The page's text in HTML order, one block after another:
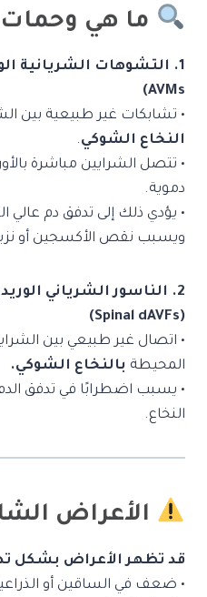
ما هي وحمات
AVMs)
• تشابكات غير طبيعية بين
النخاع الشوكي.
• تتصل الشرايين مباشرة
دموية.
• يؤدي ذلك إلى تدفق دم
ويسبب نقص الأكسجين أو
2. الناسور الشرياني
(Spinal dAVFs)
• اتصال غير طبيعي بين
المحيطة بالنخاع الشوكي.
• يسبب اضطرابًا في تدفق
النخاع.
الأعراض
قد تظهر الأعراض بشكل
• ضعف في الساقين أو